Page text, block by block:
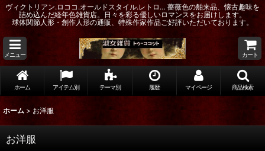
ヴィクトリアン.ロココ.オールドスタイル.レトロ… 薔薇色の舶来品、懐古趣味を
詰め込んだ経年色雑貨店。日々を彩る優しいロマンスをお届けします。
球体関節人形・創作人形の通販、特殊作家作品ご好評いただいております。
メニュー カート
ホーム アイテム別 テーマ別 履歴 マイページ 商品検索
ホーム > お洋服
お洋服